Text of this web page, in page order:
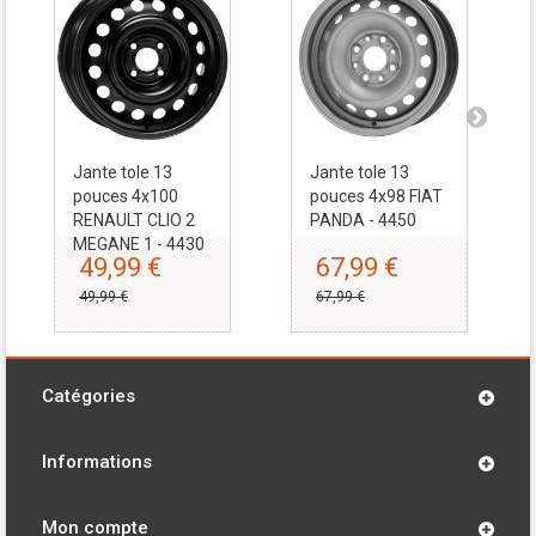
Jante tole 13
pouces 4x100
RENAULT CLIO 2
MEGANE 1 - 4430
49,99 €
49,99 €
Jante tole 13
pouces 4x98 FIAT
PANDA - 4450
67,99 €
67,99 €
Catégories
Informations
Mon compte